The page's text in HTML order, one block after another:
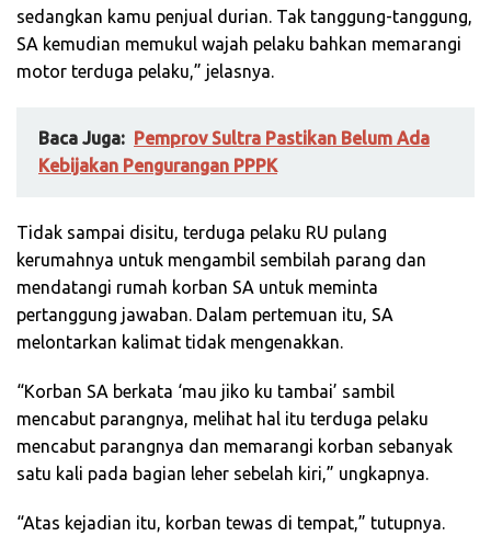
sedangkan kamu penjual durian. Tak tanggung-tanggung,
SA kemudian memukul wajah pelaku bahkan memarangi
motor terduga pelaku,” jelasnya.
Baca Juga: Pemprov Sultra Pastikan Belum Ada
Kebijakan Pengurangan PPPK
Tidak sampai disitu, terduga pelaku RU pulang
kerumahnya untuk mengambil sembilah parang dan
mendatangi rumah korban SA untuk meminta
pertanggung jawaban. Dalam pertemuan itu, SA
melontarkan kalimat tidak mengenakkan.
“Korban SA berkata ‘mau jiko ku tambai’ sambil
mencabut parangnya, melihat hal itu terduga pelaku
mencabut parangnya dan memarangi korban sebanyak
satu kali pada bagian leher sebelah kiri,” ungkapnya.
“Atas kejadian itu, korban tewas di tempat,” tutupnya.